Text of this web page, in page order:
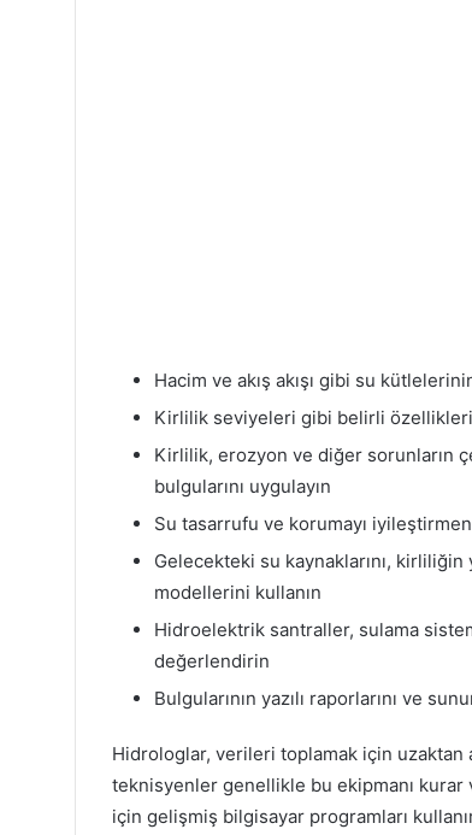
Hacim ve akış akışı gibi su
Kirlilik seviyeleri gibi belirli
Kirlilik, erozyon ve diğer sorunların
bulgularını uygulayın
Su tasarrufu ve korumayı
Gelecekteki su kaynaklarını, kirliliğin
modellerini kullanın
Hidroelektrik santraller, sulama
değerlendirin
Bulgularının yazılı raporlarını ve
Hidrologlar, verileri toplamak için uzaktan
teknisyenler genellikle bu ekipmanı kurar
için gelişmiş bilgisayar programları